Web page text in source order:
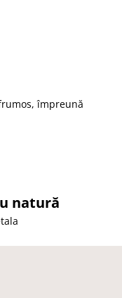
împreună
natură